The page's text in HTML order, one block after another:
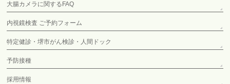
大腸カメラに関するFAQ
内視鏡検査 ご予約フォーム
特定健診・堺市がん検診・人間ドック
予防接種
採用情報